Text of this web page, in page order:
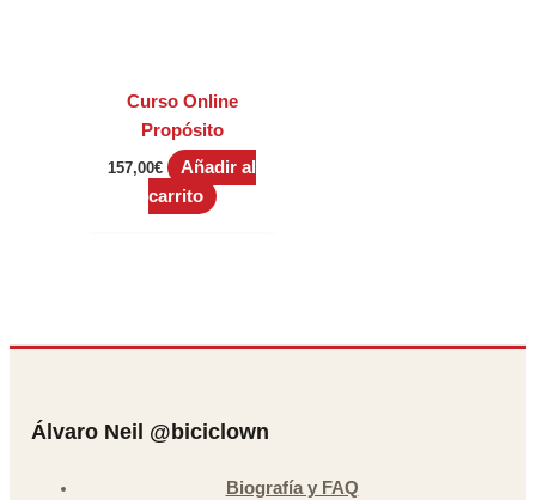
Curso Online
Propósito
157,00€
Añadir al
carrito
Álvaro Neil @biciclown
Biografía y FAQ